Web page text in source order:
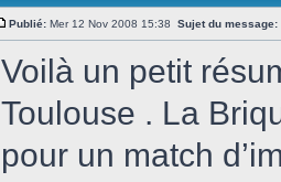
Publié: Mer 12 Nov 2008 15:38 Sujet du message:
Voilà un petit
Toulouse . La
pour un match